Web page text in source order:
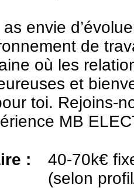
envie
de
où les
et
toi. Rejoins-
MB
:
40-70k€
(selon